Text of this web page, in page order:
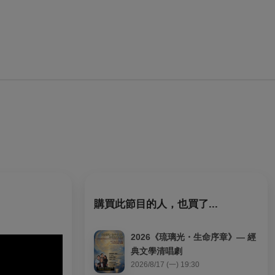
購買此節目的人，也買了...
2026《琉璃光・生命序章》— 經
典文學清唱劇
2026/8/17 (一) 19:30